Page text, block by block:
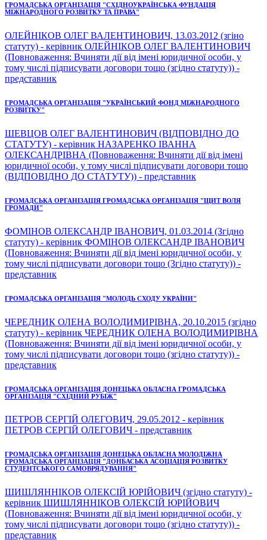
ГРОМАДСЬКА ОРГАНІЗАЦІЯ "СХІДНОУКРАЇНСЬКА ФУНДАЦІЯ
МІЖНАРОДНОГО РОЗВИТКУ ТА ПРАВА"
ОЛЕЙНІКОВ ОЛЕГ ВАЛЕНТИНОВИЧ, 13.03.2012 (згіно
статуту) - керівник ОЛЕЙНІКОВ ОЛЕГ ВАЛЕНТИНОВИЧ
(Повноваження: Вчиняти дії від імені юридичної особи, у
тому числі підписувати договори тощо (згідно статуту)) -
представник
ГРОМАДСЬКА ОРГАНІЗАЦІЯ "УКРАЇНСЬКИЙ ФОНД МІЖНАРОДНОГО
РОЗВИТКУ"
ШЕВЦОВ ОЛЕГ ВАЛЕНТИНОВИЧ (ВІДПОВІДНО ДО
СТАТУТУ) - керівник НАЗАРЕНКО ІВАННА
ОЛЕКСАНДРІВНА (Повноваження: Вчиняти дії від імені
юридичної особи, у тому числі підписувати договори тощо
(ВІДПОВІДНО ДО СТАТУТУ)) - представник
ГРОМАДСЬКА ОРГАНІЗАЦІЯ ГРОМАДСЬКА ОРГАНІЗАЦІЯ "ЩИТ ВОЛЯ
ГРОМАДИ"
ФОМІНОВ ОЛЕКСАНДР ІВАНОВИЧ, 01.03.2014 (Згідно
статуту) - керівник ФОМІНОВ ОЛЕКСАНДР ІВАНОВИЧ
(Повноваження: Вчиняти дії від імені юридичної особи, у
тому числі підписувати договори тощо (Згідно статуту)) -
представник
ГРОМАДСЬКА ОРГАНІЗАЦІЯ "МОЛОДЬ СХОДУ УКРАЇНИ"
ЧЕРЕДНИК ОЛЕНА ВОЛОДИМИРІВНА, 20.10.2015 (згідно
статуту) - керівник ЧЕРЕДНИК ОЛЕНА ВОЛОДИМИРІВНА
(Повноваження: Вчиняти дії від імені юридичної особи, у
тому числі підписувати договори тощо (згідно статуту)) -
представник
ГРОМАДСЬКА ОРГАНІЗАЦІЯ ДОНЕЦЬКА ОБЛАСНА ГРОМАДСЬКА
ОРГАНІЗАЦІЯ "СХІДНИЙ РУБІЖ"
ПЕТРОВ СЕРГІЙ ОЛЕГОВИЧ, 29.05.2012 - керівник
ПЕТРОВ СЕРГІЙ ОЛЕГОВИЧ - представник
ГРОМАДСЬКА ОРГАНІЗАЦІЯ ДОНЕЦЬКА ОБЛАСНА МОЛОДІЖНА
ГРОМАДСЬКА ОРГАНІЗАЦІЯ "ДОНБАСЬКА АСОЦІАЦІЯ РОЗВИТКУ
СТУДЕНТСЬКОГО САМОВРЯДУВАННЯ"
ШИШЛЯННІКОВ ОЛЕКСІЙ ЮРІЙОВИЧ (згідно статуту) -
керівник ШИШЛЯННІКОВ ОЛЕКСІЙ ЮРІЙОВИЧ
(Повноваження: Вчиняти дії від імені юридичної особи, у
тому числі підписувати договори тощо (згідно статуту)) -
представник